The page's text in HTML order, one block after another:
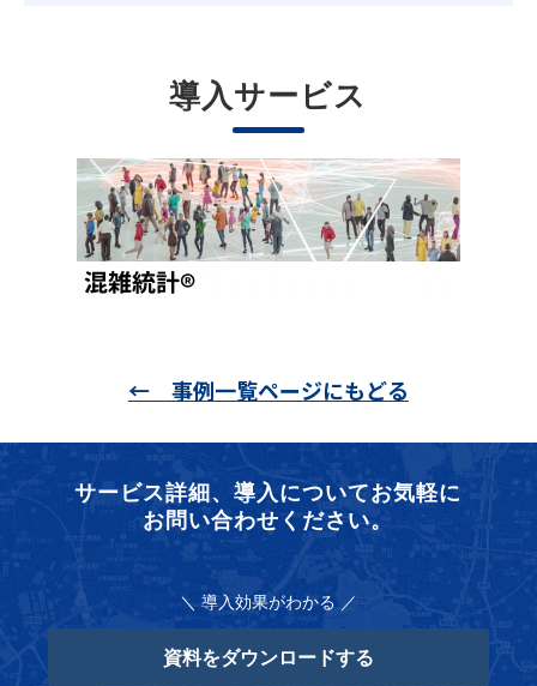
導入サービス
← 事例一覧ページにもどる
サービス詳細、導入についてお気軽に
お問い合わせください。
＼ 導入効果がわかる ／
資料をダウンロードする